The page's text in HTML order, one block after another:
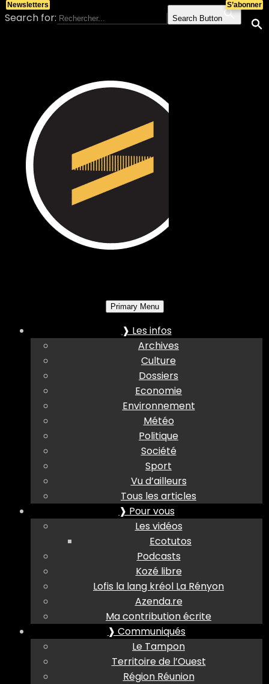
Search for: Search Button
Primary Menu
❱ Les infos
Archives
Culture
Dossiers
Economie
Environnement
Météo
Politique
Société
Sport
Vu d’ailleurs
Tous les articles
❱ Pour vous
Les vidéos
Ecotutos
Podcasts
Kozé libre
Lofis la lang kréol La Rényon
Azenda.re
Ma contribution écrite
❱ Communiqués
Le Tampon
Territoire de l’Ouest
Région Réunion
S’abonner
Newsletters